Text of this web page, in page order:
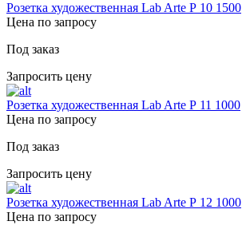
Розетка художественная Lab Arte Р 10 1500
Цена по запросу
Под заказ
Запросить цену
Розетка художественная Lab Arte Р 11 1000
Цена по запросу
Под заказ
Запросить цену
Розетка художественная Lab Arte Р 12 1000
Цена по запросу